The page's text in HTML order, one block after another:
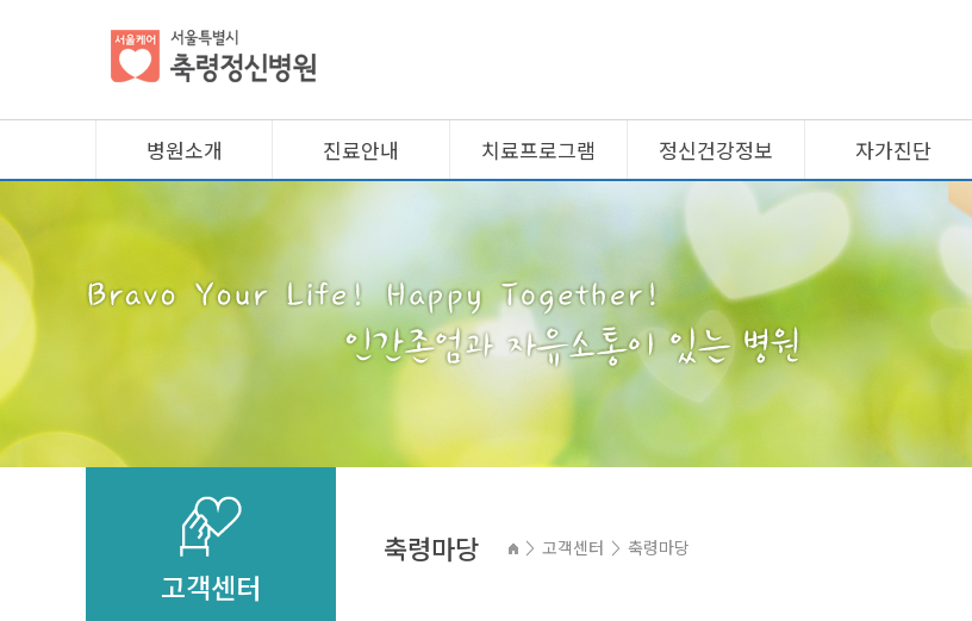
병원소개 진료안내 치료프로그램 정신건강정보 자가진단
고객센터
축령마당 > 고객센터 > 축령마당